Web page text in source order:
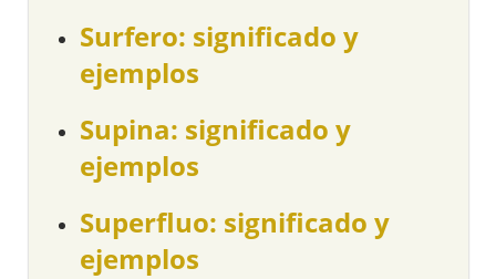
Surfero: significado y
ejemplos
Supina: significado y
ejemplos
Superfluo: significado y
ejemplos